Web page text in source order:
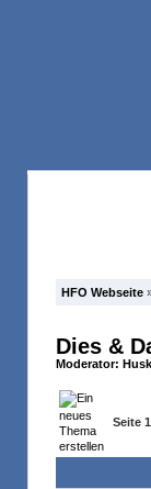
HFO Webseite
Dies &
Moderator:
Seite 1